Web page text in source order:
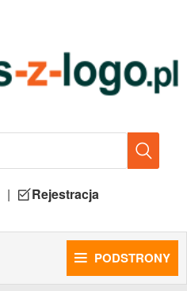
| Rejestracja
PODSTRONY